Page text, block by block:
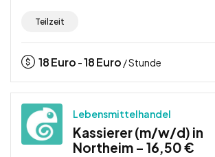
Teilzeit
18Euro -18Euro / Stunde
Lebensmittelhandel
Kassierer (m/w/d) in
Northeim – 16,50 €